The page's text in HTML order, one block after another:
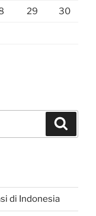
29 30
di Indonesia